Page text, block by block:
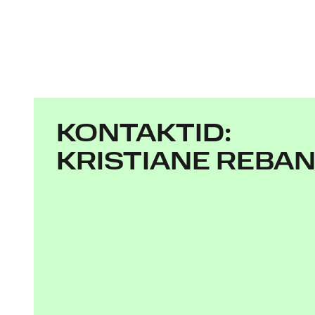
KONTAKTID:
KRISTIANE